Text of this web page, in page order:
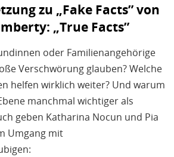
zu „Fake Facts” von
„True Facts”
oder Familienangehörige
Verschwörung glauben? Welche
helfen wirklich weiter? Und warum
manchmal wichtiger als
geben Katharina Nocun und Pia
Umgang mit